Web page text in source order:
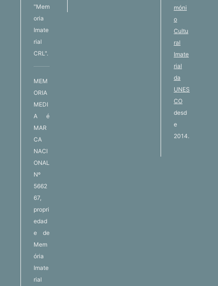
"Mem
oria
Imate
rial
CRL".
MEM
ORIA
MEDI
A é
MAR
CA
NACI
ONAL
Nº
5662
67,
propri
edad
e de
Mem
ória
Imate
rial
móni
o
Cultu
ral
Imate
rial
da
UNES
CO
desd
e
2014.